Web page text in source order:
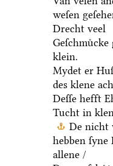
weſen
Drecht veel
klein.
Mydet er
des klene
Deſſe hefft
Tucht in
De nicht
hebben ſyne
allene /